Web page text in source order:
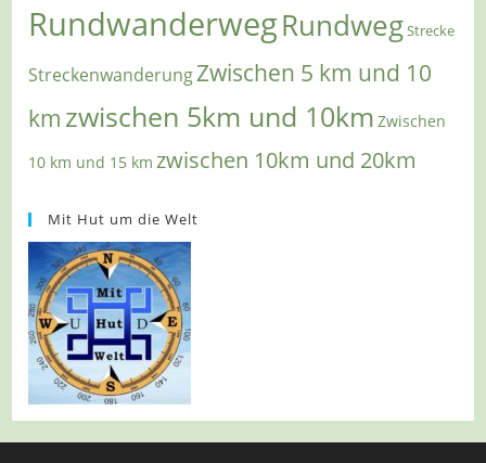
RundwanderwegRundwegStrecke
StreckenwanderungZwischen 5 km und 10
km zwischen 5km und 10km Zwischen
10 km und 15 km zwischen 10km und 20km
Mit Hut um die Welt